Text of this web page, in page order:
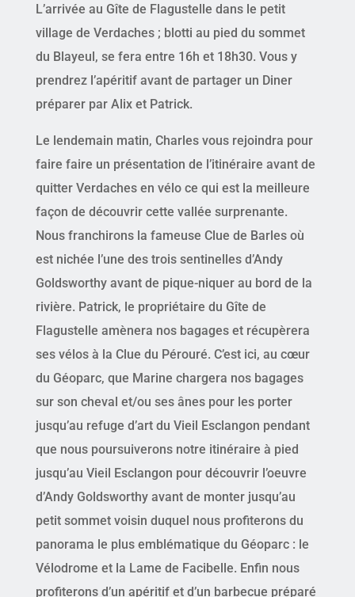
L’arrivée au Gîte de Flagustelle dans le petit
village de Verdaches ; blotti au pied du sommet
du Blayeul, se fera entre 16h et 18h30. Vous y
prendrez l’apéritif avant de partager un Diner
préparer par Alix et Patrick.
Le lendemain matin, Charles vous rejoindra pour
faire faire un présentation de l’itinéraire avant de
quitter Verdaches en vélo ce qui est la meilleure
façon de découvrir cette vallée surprenante.
Nous franchirons la fameuse Clue de Barles où
est nichée l’une des trois sentinelles d’Andy
Goldsworthy avant de pique-niquer au bord de la
rivière. Patrick, le propriétaire du Gîte de
Flagustelle amènera nos bagages et récupèrera
ses vélos à la Clue du Pérouré. C’est ici, au cœur
du Géoparc, que Marine chargera nos bagages
sur son cheval et/ou ses ânes pour les porter
jusqu’au refuge d’art du Vieil Esclangon pendant
que nous poursuiverons notre itinéraire à pied
jusqu’au Vieil Esclangon pour découvrir l’oeuvre
d’Andy Goldsworthy avant de monter jusqu’au
petit sommet voisin duquel nous profiterons du
panorama le plus emblématique du Géoparc : le
Vélodrome et la Lame de Facibelle. Enfin nous
profiterons d’un apéritif et d’un barbecue préparé